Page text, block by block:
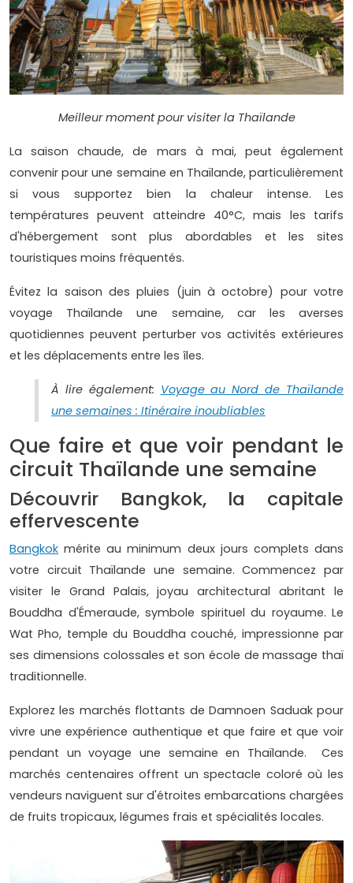
Meilleur moment pour visiter la Thaïlande
La saison chaude, de mars à mai, peut également
convenir pour une semaine en Thaïlande, particulièrement
si vous supportez bien la chaleur intense. Les
températures peuvent atteindre 40°C, mais les tarifs
d'hébergement sont plus abordables et les sites
touristiques moins fréquentés.
Évitez la saison des pluies (juin à octobre) pour votre
voyage Thaïlande une semaine, car les averses
quotidiennes peuvent perturber vos activités extérieures
et les déplacements entre les îles.
À lire également: Voyage au Nord de Thaïlande
une semaines : Itinéraire inoubliables
Que faire et que voir pendant le
circuit Thaïlande une semaine
Découvrir Bangkok, la capitale
effervescente
Bangkok mérite au minimum deux jours complets dans
votre circuit Thaïlande une semaine. Commencez par
visiter le Grand Palais, joyau architectural abritant le
Bouddha d'Émeraude, symbole spirituel du royaume. Le
Wat Pho, temple du Bouddha couché, impressionne par
ses dimensions colossales et son école de massage thaï
traditionnelle.
Explorez les marchés flottants de Damnoen Saduak pour
vivre une expérience authentique et que faire et que voir
pendant un voyage une semaine en Thaïlande. Ces
marchés centenaires offrent un spectacle coloré où les
vendeurs naviguent sur d'étroites embarcations chargées
de fruits tropicaux, légumes frais et spécialités locales.